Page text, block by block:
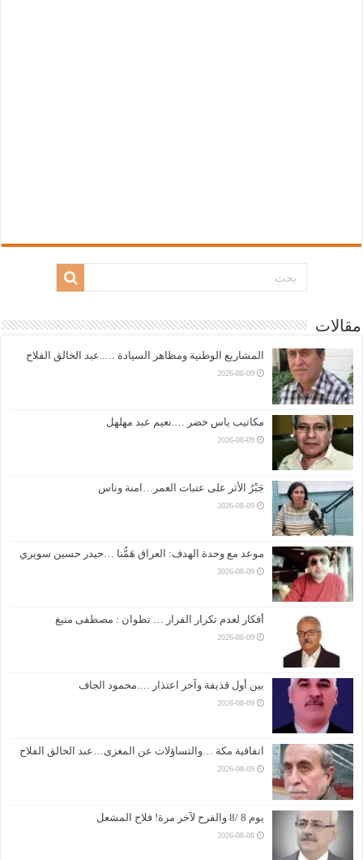
مقالات
المشاريع الوطنية ومظاهر السيادة …..عبد الخالق الفلاح
2026-08-09
مكاتيب ياس خضر ….نعيم عبد مهلهل
2026-08-09
جَبْرُ الأثر على عتبات العمر…امنة وناس
2026-08-09
موعد مع وحدة الهدف: العراق هَمُّنا …حيدر حسين سويري
2026-08-09
أفكار لعدم تكرار الفرار … تطوان : مصطفى منيغ
2026-08-09
بين أول قذيفة وآخر اعتذار ….محمود الجاف
2026-08-09
اتفاقية مكة …والتساؤلات عن المغزى…عبد الخالق الفلاح
2026-08-09
يوم 8 /8 والفرح لآخر مرة! فلاح المشعل
2026-08-08